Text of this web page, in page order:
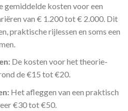
kosten voor een
van € 1.200 tot € 2.000. Dit
praktische rijlessen en soms een
De kosten voor het theorie-
de €15 tot €20.
Het afleggen van een praktisch
€30 tot €50.